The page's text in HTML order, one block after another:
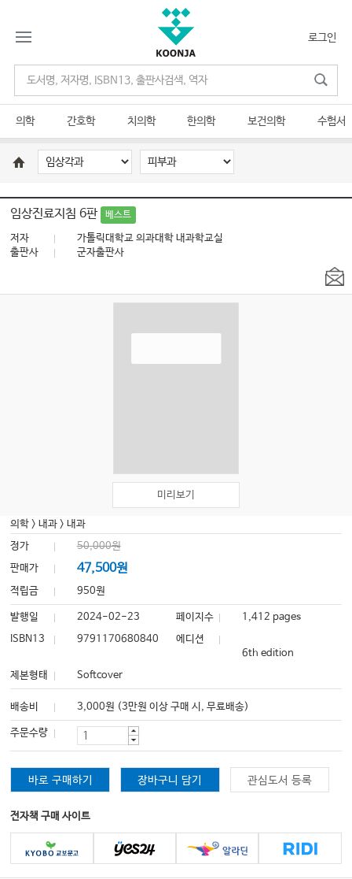
로그인
의학 간호학 치의학 한의학 보건의학 수험서
임상진료지침 6판 베스트
저자
가톨릭대학교 의과대학 내과학교실
출판사
군자출판사
미리보기
의학 >내과 >내과
정가
50,000원
판매가
47,500원
적립금 950원
발행일 2024-02-23 페이지수
1,412 pages
ISBN13
9791170680840
에디션
6th edition
제본형태
Softcover
배송비 3,000원 (3만원 이상 구매 시, 무료배송)
주문수량
바로 구매하기 장바구니 담기 관심도서 등록
전자책 구매 사이트